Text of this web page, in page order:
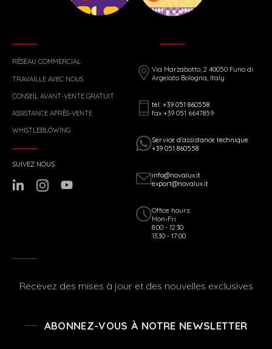
RÉSEAU COMMERCIAL
TRAVAILLE AVEC NOUS
CONSEIL AVANT-VENTE GRATUIT
ASSISTANCE APRÈS-VENTE
WHISTLEBLOWING
Via Marzabotto, 2 40050 Funo di
Argelato Bologna, Italy
tel: +39 051 860558
fax +39 051 6647859
Service d’assistance technique:
+39 051 860558
info@novalux.it
export@novalux.it
Office hours:
Mon-Fri
8:00 - 12:30
13:30 - 17:00
SUIVEZ NOUS
Recevez des mises à jour et des nouvelles exclusives
ABONNEZ-VOUS À NOTRE NEWSLETTER